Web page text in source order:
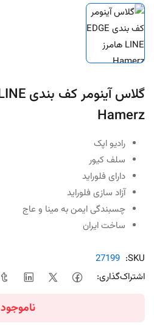
Hamerz
رادیو اپک
سلف کیور
دارای فلوراید
آزاد سازی فلوراید
چسبندگی ایمن به مینا و عاج
ساخت ایران
SKU:
27199
اشتراک‌گذاری:
ناموجود